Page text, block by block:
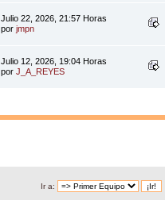
Julio 22, 2026, 21:57 Horas
porjmpn
Julio 12, 2026, 19:04 Horas
porJ_A_REYES
Ir a: